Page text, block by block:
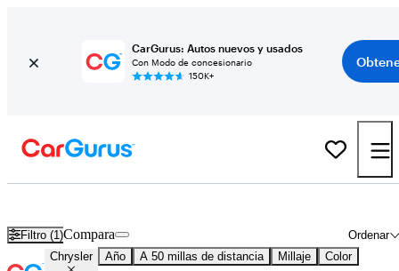
CarGurus: Autos nuevos y usados
Con Modo de concesionario
150K+
Filtro (1) Ordenar
Compara
Chrysler Año A 50 millas de distancia Millaje Color